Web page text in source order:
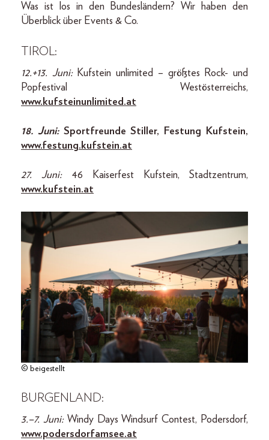
Was ist los in den Bundesländern? Wir haben den
Überblick über Events & Co.
TIROL:
12.+13. Juni: Kufstein unlimited – größtes Rock- und
Popfestival Westösterreichs,
www.kufsteinunlimited.at
18. Juni: Sportfreunde Stiller, Festung Kufstein,
www.festung.kufstein.at
27. Juni: 46 Kaiserfest Kufstein, Stadtzentrum,
www.kufstein.at
© beigestellt
BURGENLAND:
3.–7. Juni: Windy Days Windsurf Contest, Podersdorf,
www.podersdorfamsee.at